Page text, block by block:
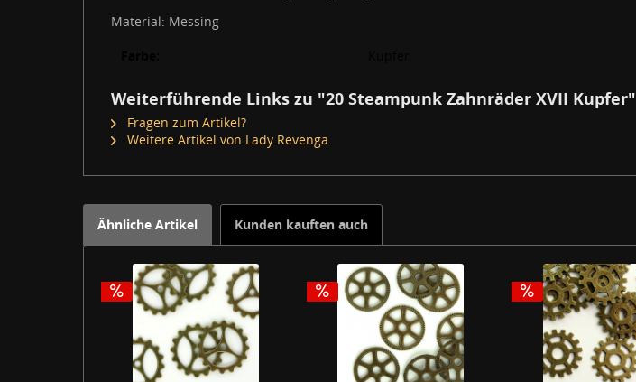
Material: Messing
Weiterführende Links zu "20 Steampunk Zahnräder XVII Kupfer"
Fragen zum Artikel?
Weitere Artikel von Lady Revenga
Ähnliche Artikel Kunden kauften auch